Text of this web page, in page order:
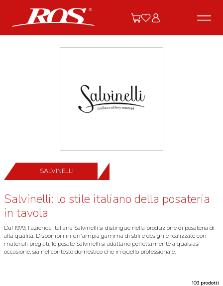
SALVINELLI
Salvinelli: lo stile italiano della posateria
in tavola
Dal 1979, l'azienda italiana Salvinelli si distingue nella produzione di posateria di
alta qualità. Disponibili in un'ampia gamma di stili e design e realizzate con
materiali pregiati, le posate Salvinelli si adattano perfettamente a qualsiasi
occasione, sia nel contesto domestico che in quello professionale.
103 prodotti